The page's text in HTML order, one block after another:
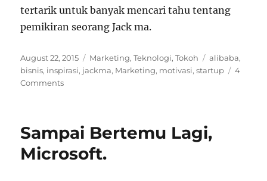
tertarik untuk banyak mencari tahu tentang
pemikiran seorang Jack ma.
Posted
on
August 22, 2015 Categories
Marketing,Teknologi,Tokoh Tags
alibaba,
bisnis, inspirasi, jackma, Marketing, motivasi,startup
4
Comments
Sampai Bertemu Lagi,
Microsoft.